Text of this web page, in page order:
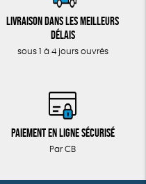
Livraison dans les meilleurs
délais
sous 1 à 4 jours ouvrés
Paiement en ligne sécurisé
Par CB